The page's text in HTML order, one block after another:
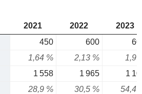
2021 2022
2023
450 600
1,64 % 2,13 %
1,9
1 558 1 965
1
28,9 % 30,5 %
54,4